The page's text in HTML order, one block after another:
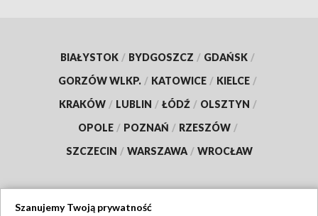
BIAŁYSTOK / BYDGOSZCZ / GDAŃSK /
GORZÓW WLKP. / KATOWICE / KIELCE /
KRAKÓW / LUBLIN / ŁÓDŹ / OLSZTYN /
OPOLE / POZNAŃ / RZESZÓW /
SZCZECIN / WARSZAWA / WROCŁAW
Szanujemy Twoją prywatność